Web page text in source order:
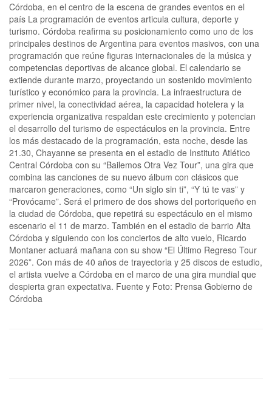
Córdoba, en el centro de la escena de grandes eventos en el
país La programación de eventos articula cultura, deporte y
turismo. Córdoba reafirma su posicionamiento como uno de los
principales destinos de Argentina para eventos masivos, con una
programación que reúne figuras internacionales de la música y
competencias deportivas de alcance global. El calendario se
extiende durante marzo, proyectando un sostenido movimiento
turístico y económico para la provincia. La infraestructura de
primer nivel, la conectividad aérea, la capacidad hotelera y la
experiencia organizativa respaldan este crecimiento y potencian
el desarrollo del turismo de espectáculos en la provincia. Entre
los más destacado de la programación, esta noche, desde las
21.30, Chayanne se presenta en el estadio de Instituto Atlético
Central Córdoba con su “Bailemos Otra Vez Tour”, una gira que
combina las canciones de su nuevo álbum con clásicos que
marcaron generaciones, como “Un siglo sin ti”, “Y tú te vas” y
“Provócame”. Será el primero de dos shows del portoriqueño en
la ciudad de Córdoba, que repetirá su espectáculo en el mismo
escenario el 11 de marzo. También en el estadio de barrio Alta
Córdoba y siguiendo con los conciertos de alto vuelo, Ricardo
Montaner actuará mañana con su show “El Último Regreso Tour
2026”. Con más de 40 años de trayectoria y 25 discos de estudio,
el artista vuelve a Córdoba en el marco de una gira mundial que
despierta gran expectativa. Fuente y Foto: Prensa Gobierno de
Córdoba